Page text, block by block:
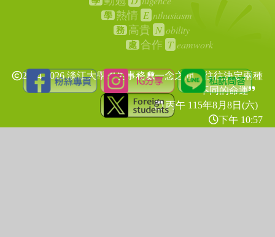
學 熱情 E nthusiasm
務 高貴 N obility
處 合作 T eamwork
2024-2026 淡江大學學生事務處一念之間，往往決定兩種
不同的命運
丙午 115年8月8日(六)
下午 10:57